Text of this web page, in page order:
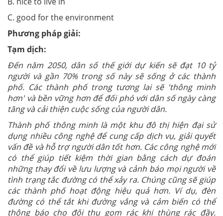
C. good for the environment
Phương pháp giải:
Tạm dịch:
Đến năm 2050, dân số thế giới dự kiến sẽ đạt 10 tỷ
người và gần 70% trong số này sẽ sống ở các thành
phố. Các thành phố trong tương lai sẽ 'thông minh
hơn' và bền vững hơn để đối phó với dân số ngày càng
tăng và cải thiện cuộc sống của người dân.
Thành phố thông minh là một khu đô thị hiện đại sử
dụng nhiều công nghệ để cung cấp dịch vụ, giải quyết
vấn đề và hỗ trợ người dân tốt hơn. Các công nghệ mới
có thể giúp tiết kiệm thời gian bằng cách dự đoán
những thay đổi về lưu lượng và cảnh báo mọi người về
tình trạng tắc đường có thể xảy ra. Chúng cũng sẽ giúp
các thành phố hoạt động hiệu quả hơn. Ví dụ, đèn
đường có thể tắt khi đường vắng và cảm biến có thể
thông báo cho đội thu gom rác khi thùng rác đầy.